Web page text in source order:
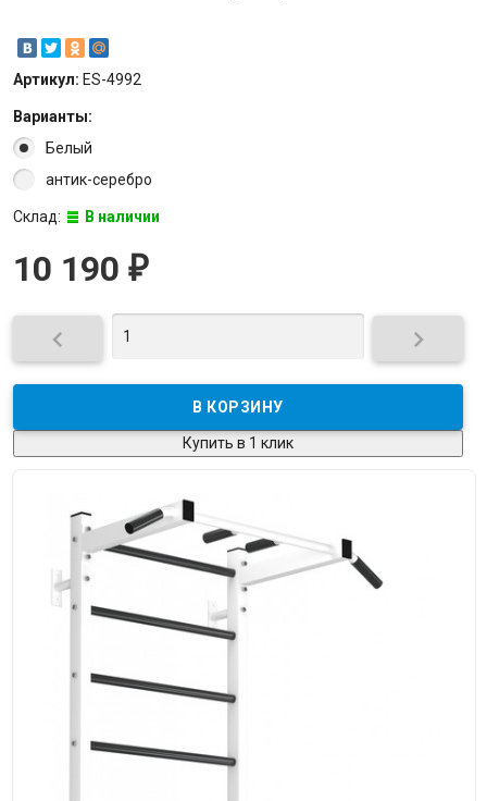
Артикул: ES-4992
Варианты:
Белый
антик-серебро
Склад: В наличии
10 190 ₽
 
Купить в 1 клик